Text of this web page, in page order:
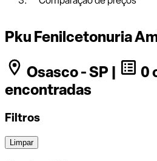
Pku Fenilcetonuria
Osasco - SP |
0
encontradas
Filtros
Limpar